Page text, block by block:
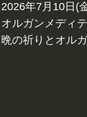
2026年7月10日(
オルガンメディ
晩の祈りとオル